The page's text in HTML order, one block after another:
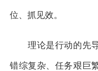
位、抓见效。
理论是行动的先导
错综复杂、任务艰巨